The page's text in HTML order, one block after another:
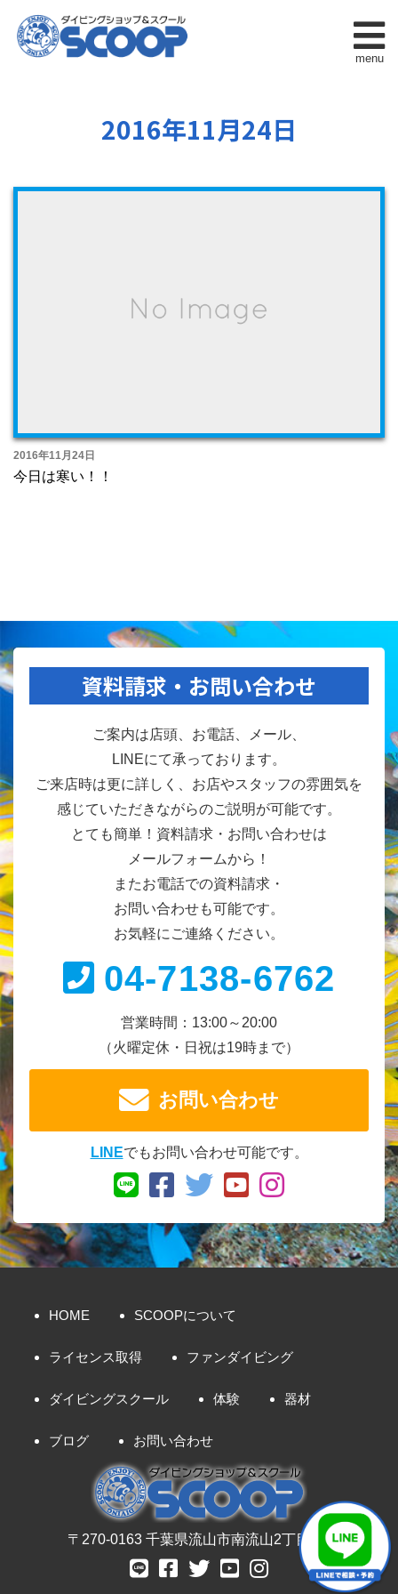
menu
2016年11月24日
2016年11月24日
今日は寒い！！
資料請求・お問い合わせ
ご案内は店頭、お電話、メール、
LINEにて承っております。
ご来店時は更に詳しく、お店やスタッフの雰囲気を
感じていただきながらのご説明が可能です。
とても簡単！資料請求・お問い合わせは
メールフォームから！
またお電話での資料請求・
お問い合わせも可能です。
お気軽にご連絡ください。
04-7138-6762
営業時間：13:00～20:00
（火曜定休・日祝は19時まで）
お問い合わせ
LINEでもお問い合わせ可能です。
HOME SCOOPについて
ライセンス取得 ファンダイビング
ダイビングスクール 体験 器材
ブログ お問い合わせ
〒270-0163 千葉県流山市南流山2丁目8-7